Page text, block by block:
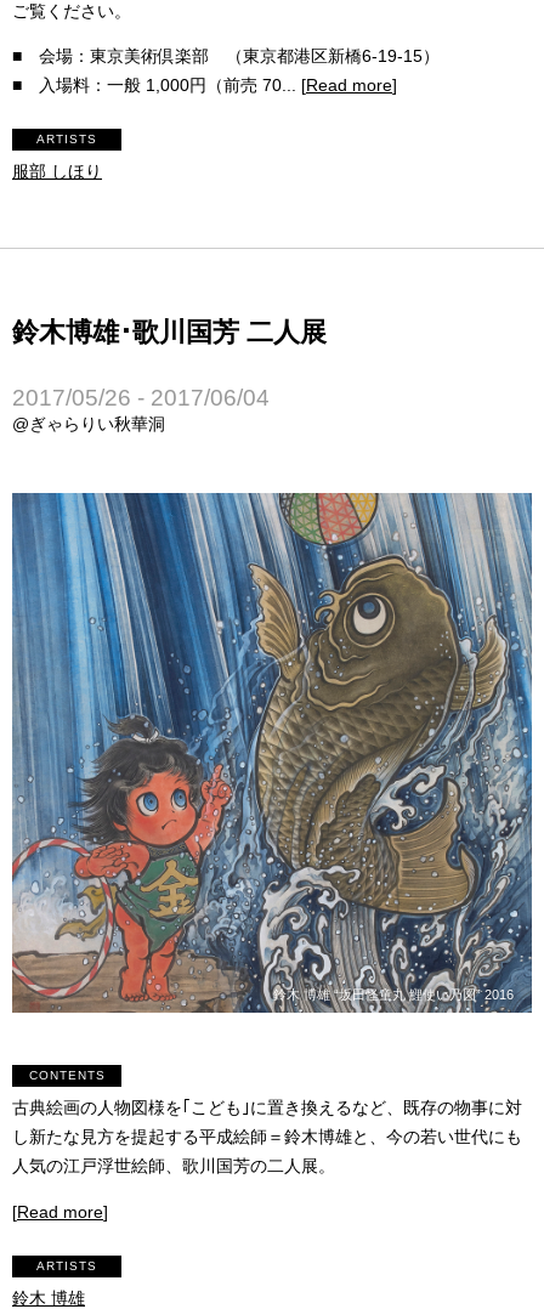
ご覧ください。
■ 会場：東京美術倶楽部 （東京都港区新橋6-19-15）
■ 入場料：一般 1,000円（前売 70... [Read more]
ARTISTS
服部 しほり
鈴木博雄･歌川国芳 二人展
2017/05/26 - 2017/06/04
@ぎゃらりい秋華洞
鈴木 博雄 “坂田怪童丸 鯉使い乃図” 2016
CONTENTS
古典絵画の人物図様を｢こども｣に置き換えるなど、既存の物事に対
し新たな見方を提起する平成絵師＝鈴木博雄と、今の若い世代にも
人気の江戸浮世絵師、歌川国芳の二人展。
[Read more]
ARTISTS
鈴木 博雄